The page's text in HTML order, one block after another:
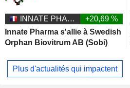
INNATE PHARMA
+20,69 %
Innate Pharma s'allie à Swedish
Orphan Biovitrum AB (Sobi)
Plus d'actualités qui impactent